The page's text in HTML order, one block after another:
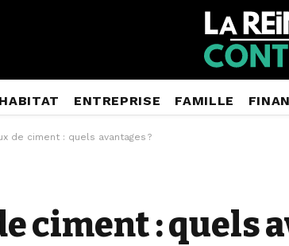
HABITAT ENTREPRISE FAMILLE
de ciment : quels avantages ?
ciment : quels